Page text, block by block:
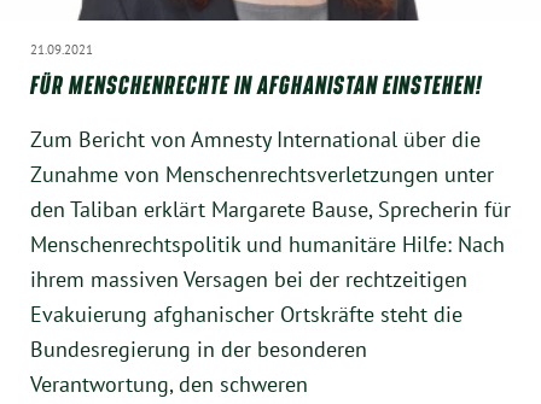
21.09.2021
FÜR MENSCHENRECHTE IN AFGHANISTAN EINSTEHEN!
Zum Bericht von Amnesty International über die
Zunahme von Menschenrechtsverletzungen unter
den Taliban erklärt Margarete Bause, Sprecherin für
Menschenrechtspolitik und humanitäre Hilfe: Nach
ihrem massiven Versagen bei der rechtzeitigen
Evakuierung afghanischer Ortskräfte steht die
Bundesregierung in der besonderen
Verantwortung, den schweren